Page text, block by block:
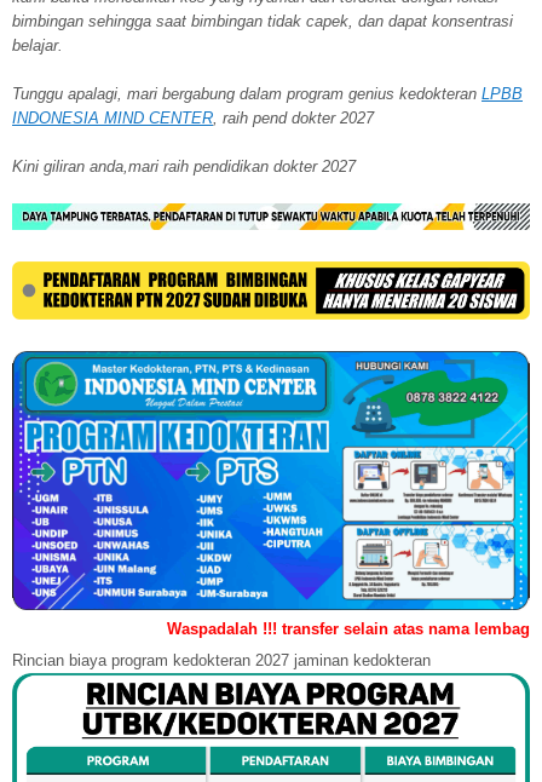
bimbingan sehingga saat bimbingan tidak capek, dan dapat konsentrasi
belajar.
Tunggu apalagi, mari bergabung dalam program genius kedokteran LPBB
INDONESIA MIND CENTER , raih pend dokter 2027
Kini giliran anda,mari raih pendidikan dokter 2027
Waspadalah !!! transfer selain atas nama lembaga
Rincian biaya program kedokteran 2027 jaminan kedokteran